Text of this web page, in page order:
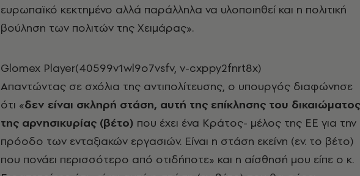
ευρωπαϊκό κεκτημένο αλλά παράλληλα να υλοποιηθεί και η πολιτική
βούληση των πολιτών της Χειμάρας».
Glomex Player(40599v1wl9o7vsfv, v-cxppy2fnrt8x)
Απαντώντας σε σχόλια της αντιπολίτευσης, ο υπουργός διαφώνησε
ότι «δεν είναι σκληρή στάση, αυτή της επίκλησης του δικαιώματος
της αρνησικυρίας (βέτο) που έχει ένα Κράτος- μέλος της ΕΕ για την
πρόοδο των ενταξιακών εργασιών. Είναι η στάση εκείνη (εν. το βέτο)
που πονάει περισσότερο από οτιδήποτε» και η αίσθησή μου είπε ο κ.